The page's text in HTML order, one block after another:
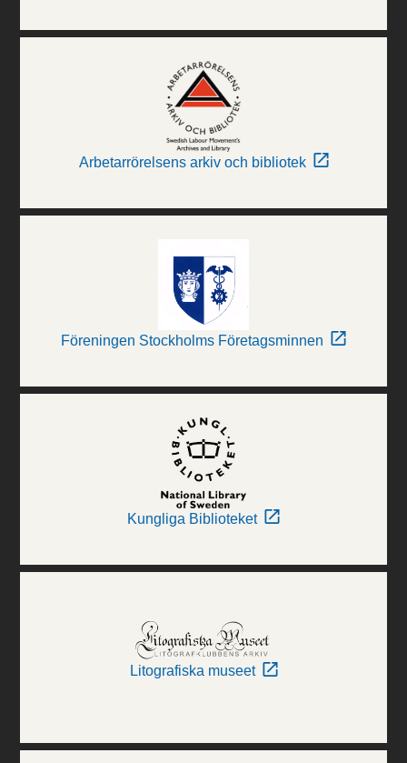
Arbetarrörelsens arkiv och bibliotek
Föreningen Stockholms Företagsminnen
Kungliga Biblioteket
Litografiska museet